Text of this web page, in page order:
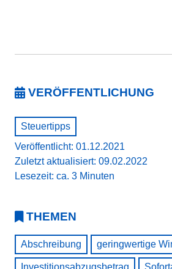
VERÖFFENTLICHUNG
Steuertipps
Veröffentlicht: 01.12.2021
Zuletzt aktualisiert: 09.02.2022
Lesezeit: ca. 3 Minuten
THEMEN
Abschreibung geringwertige
Investitionsabzugsbetrag